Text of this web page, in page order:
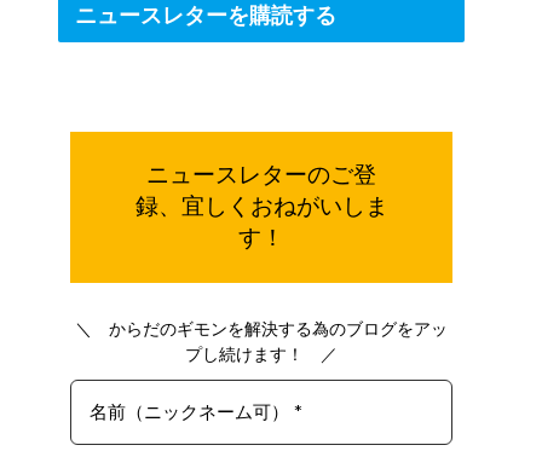
ニュースレターを購読する
ニュースレターのご登
録、宜しく おねがいしま
す！
＼ からだのギモンを解決する為のブログをアッ
プし続けます！ ／